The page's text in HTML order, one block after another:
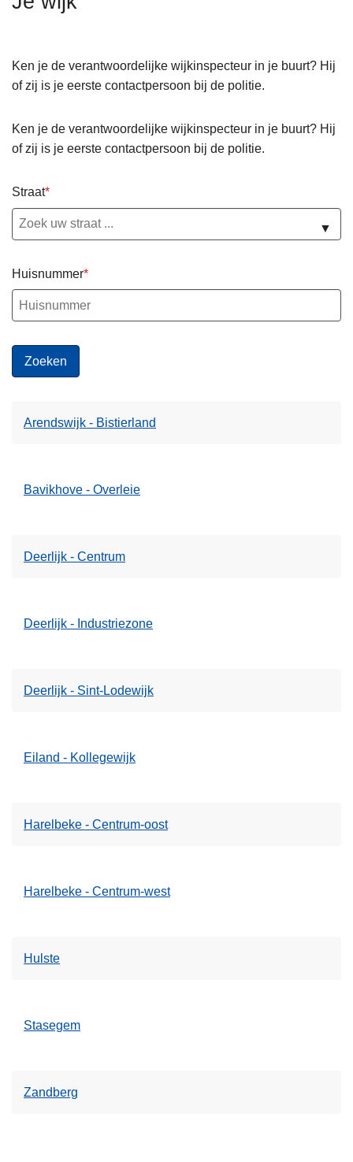
Ken je de verantwoordelijke wijkinspecteur in je buurt? Hij
of zij is je eerste contactpersoon bij de politie.
Ken je de verantwoordelijke wijkinspecteur in je buurt? Hij
of zij is je eerste contactpersoon bij de politie.
Straat
▼
Huisnummer
Arendswijk - Bistierland
Bavikhove - Overleie
Deerlijk - Centrum
Deerlijk - Industriezone
Deerlijk - Sint-Lodewijk
Eiland - Kollegewijk
Harelbeke - Centrum-oost
Harelbeke - Centrum-west
Hulste
Stasegem
Zandberg